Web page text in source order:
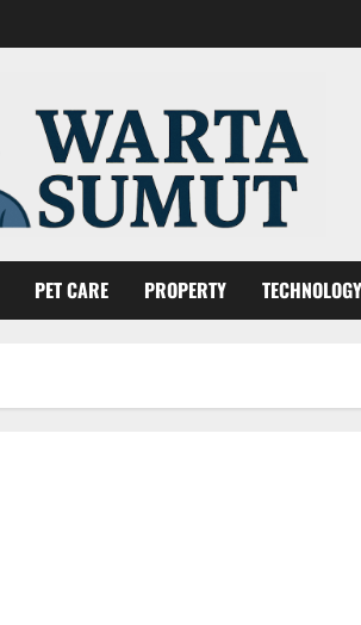
PET CARE PROPERTY TECHNOLOGY